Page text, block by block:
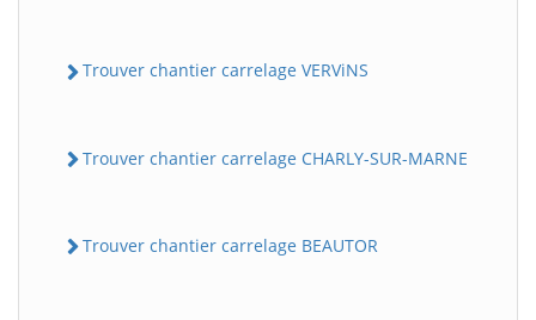
Trouver chantier carrelage VERViNS
Trouver chantier carrelage CHARLY-SUR-MARNE
Trouver chantier carrelage BEAUTOR